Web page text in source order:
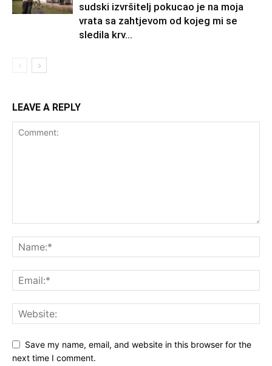
sudski izvršitelj pokucao je na moja
vrata sa zahtjevom od kojeg mi se
sledila krv...
LEAVE A REPLY
Save my name, email, and website in this browser for the
next time I comment.